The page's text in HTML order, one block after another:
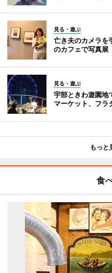
見る・遊ぶ
亡き夫のカメラ
のカフェで写真展
見る・遊ぶ
宇部ときわ遊園地
マーケット、フラ
もっと
食